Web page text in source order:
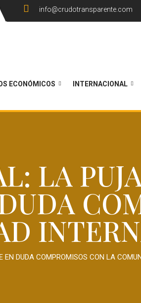
info@crudotransparente.com
ECONÓMICOS INTERNACIONAL
LA
DUDA COMPROMISOS CON LA